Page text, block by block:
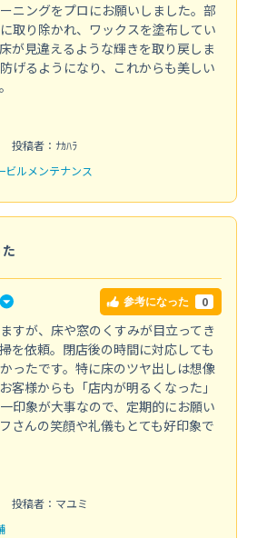
ニングをプロにお願いしました。部
取り除かれ、ワックスを塗布してい
が見違えるような輝きを取り戻しま
げるようになり、これからも美しい
投稿者：ﾅｶﾊﾗ
ビルメンテナンス
参考になった 0
すが、床や窓のくすみが目立ってき
を依頼。閉店後の時間に対応しても
ったです。特に床のツヤ出しは想像
客様からも「店内が明るくなった」
印象が大事なので、定期的にお願い
さんの笑顔や礼儀もとても好印象で
投稿者：マユミ